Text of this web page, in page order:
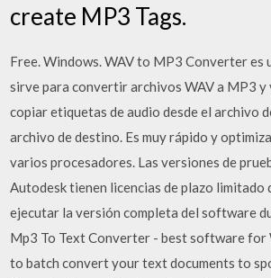
create MP3 Tags.
Free. Windows. WAV to MP3 Converter es
sirve para convertir archivos WAV a MP3 y
copiar etiquetas de audio desde el archivo
archivo de destino. Es muy rápido y
varios procesadores. Las versiones de
Autodesk tienen licencias de plazo limitado
ejecutar la versión completa del software
Mp3 To Text Converter - best software for
to batch convert your text documents to